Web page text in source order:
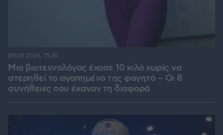
Μια βιοτεχνολόγος έχασε 10 κιλά χωρίς να
στερηθεί το αγαπημένο της φαγητό – Οι 8
συνήθειες που έκαναν τη διαφορά
09.08.2026, 15:35